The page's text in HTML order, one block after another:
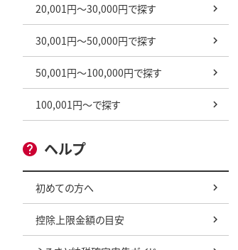
20,001円～30,000円で探す
30,001円～50,000円で探す
50,001円～100,000円で探す
100,001円～で探す
ヘルプ
初めての方へ
控除上限金額の目安